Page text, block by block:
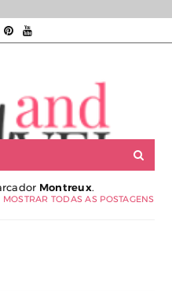
Montreux.
MOSTRAR TODAS AS POSTAGENS